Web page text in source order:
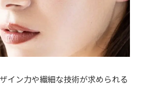
イン力や繊細な技術が求められる